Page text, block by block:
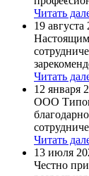
Читать
19 августа
Читать
12 января
ООО
Читать
13 июля
Честно